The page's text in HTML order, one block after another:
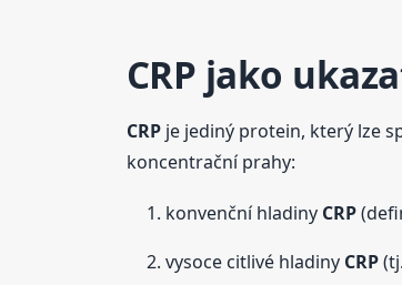
CRP jako
CRPje jediný protein, který lze
koncentrační prahy:
konvenční hladiny CRP
vysoce citlivé hladiny CRP